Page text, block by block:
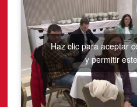
Haz clic para aceptar
y permitir